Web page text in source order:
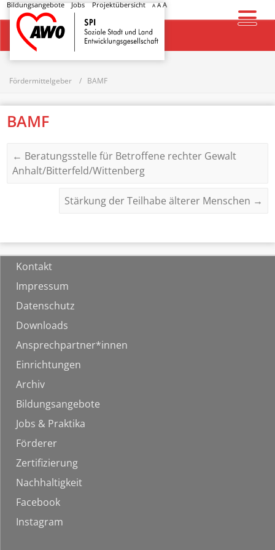
Bildungsangebote Jobs Projektübersicht A AA
Startseite
Fördermittelgeber BAMF
BAMF
← Beratungsstelle für Betroffene rechter Gewalt
Anhalt/Bitterfeld/Wittenberg
Stärkung der Teilhabe älterer Menschen →
Kontakt
Impressum
Datenschutz
Downloads
Ansprechpartner*innen
Einrichtungen
Archiv
Bildungsangebote
Jobs & Praktika
Förderer
Zertifizierung
Nachhaltigkeit
Facebook
Instagram